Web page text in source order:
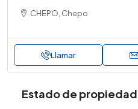
CHEPO, Chepo
Llamar
Estado de propiedad